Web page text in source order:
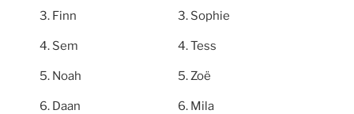
Finn
Sem
Noah
Daan
Sophie
Tess
Zoë
Mila